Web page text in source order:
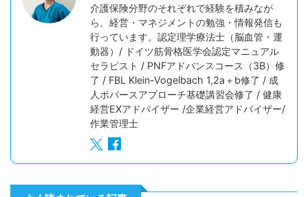
介護保険分野のそれぞれで経験を積みなが
ら、経営・マネジメントの勉強・情報発信も
行っています。認定理学療法士（脳血管・運
動器）/ ドイツ筋骨格医学会認定マニュアル
セラピスト / PNFアドバンスコース（3B）修
了 / FBL Klein-Vogelbach 1,2a＋b修了 / 成
人ボバースアプローチ基礎講習会修了 / 健康
経営EXアドバイザー /企業経営アドバイザー/
作業管理士